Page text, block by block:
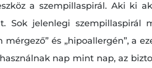
a szempillaspirál. Aki ki
Sok jelenlegi szempillaspirál
és „hipoallergén”, a
nap mint nap, az